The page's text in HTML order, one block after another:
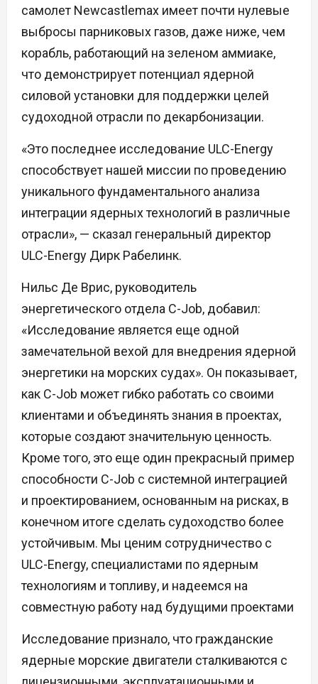
самолет Newcastlemax имеет почти нулевые
выбросы парниковых газов, даже ниже, чем
корабль, работающий на зеленом аммиаке,
что демонстрирует потенциал ядерной
силовой установки для поддержки целей
судоходной отрасли по декарбонизации.
«Это последнее исследование ULC-Energy
способствует нашей миссии по проведению
уникального фундаментального анализа
интеграции ядерных технологий в различные
отрасли», — сказал генеральный директор
ULC-Energy Дирк Рабелинк.
Нильс Де Врис, руководитель
энергетического отдела C-Job, добавил:
«Исследование является еще одной
замечательной вехой для внедрения ядерной
энергетики на морских судах». Он показывает,
как C-Job может гибко работать со своими
клиентами и объединять знания в проектах,
которые создают значительную ценность.
Кроме того, это еще один прекрасный пример
способности C-Job с системной интеграцией
и проектированием, основанным на рисках, в
конечном итоге сделать судоходство более
устойчивым. Мы ценим сотрудничество с
ULC-Energy, специалистами по ядерным
технологиям и топливу, и надеемся на
совместную работу над будущими проектами
Исследование признало, что гражданские
ядерные морские двигатели сталкиваются с